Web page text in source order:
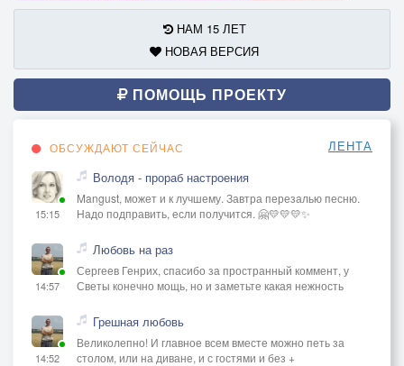
НАМ 15 ЛЕТ
НОВАЯ ВЕРСИЯ
ПОМОЩЬ ПРОЕКТУ
ОБСУЖДАЮТ СЕЙЧАС ЛЕНТА
15:15
Володя - прораб настроения
Mangust, может и к лучшему. Завтра перезалью песню.
Надо подправить, если получится. 🤗💛💛💛✨
14:57
Любовь на раз
Сергеев Генрих, спасибо за пространный коммент, у
Светы конечно мощь, но и заметьте какая нежность
14:52
Грешная любовь
Великолепно! И главное всем вместе можно петь за
столом, или на диване, и с гостями и без +